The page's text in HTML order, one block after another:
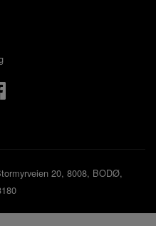
20, 8008, BODØ,